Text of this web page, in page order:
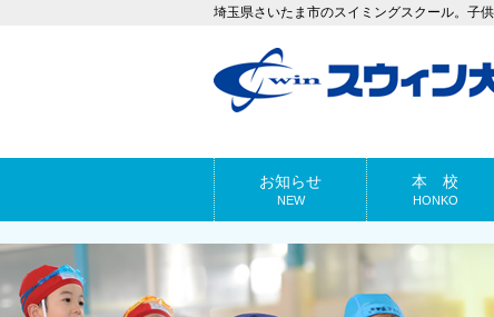
埼玉県さいたま市のスイミングスクール。子
お知らせ
NEW
本 校
HONKO